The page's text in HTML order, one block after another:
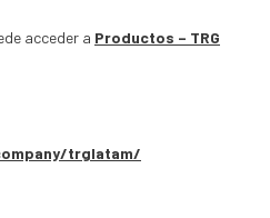
acceder a Productos – TRG
trglatam/